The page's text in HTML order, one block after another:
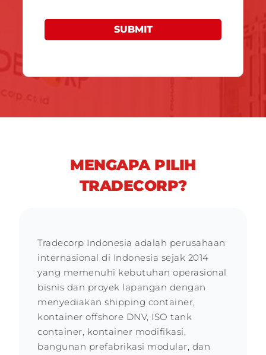
SUBMIT
MENGAPA PILIH
TRADECORP?
Tradecorp Indonesia adalah perusahaan
internasional di Indonesia sejak 2014
yang memenuhi kebutuhan operasional
bisnis dan proyek lapangan dengan
menyediakan shipping container,
kontainer offshore DNV, ISO tank
container, kontainer modifikasi,
bangunan prefabrikasi modular, dan